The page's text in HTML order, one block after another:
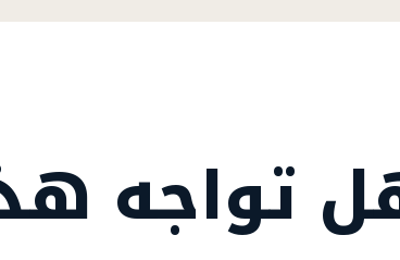
تواجه